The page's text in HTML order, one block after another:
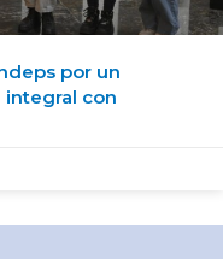
por un
integral con